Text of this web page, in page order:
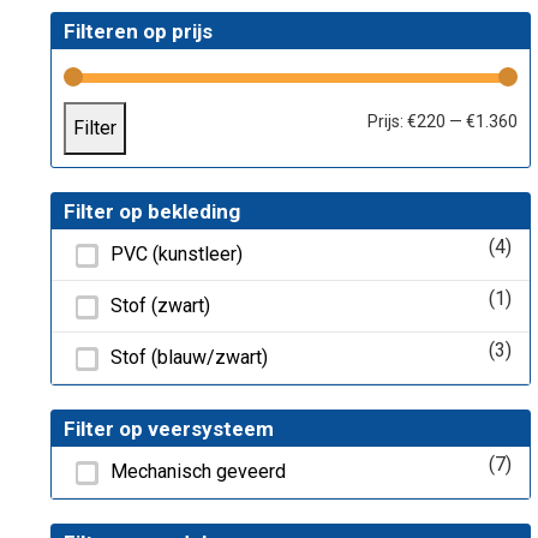
Filteren op prijs
Filter Prijs: €220 — €1.360
Filter op bekleding
PVC (kunstleer) (4)
Stof (zwart) (1)
Stof (blauw/zwart) (3)
Filter op veersysteem
Mechanisch geveerd (7)